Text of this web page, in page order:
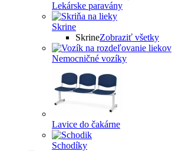
Lekárske paravány
Skrine
SkrineZobraziť všetky
Nemocničné vozíky
Lavice do čakárne
Schodíky